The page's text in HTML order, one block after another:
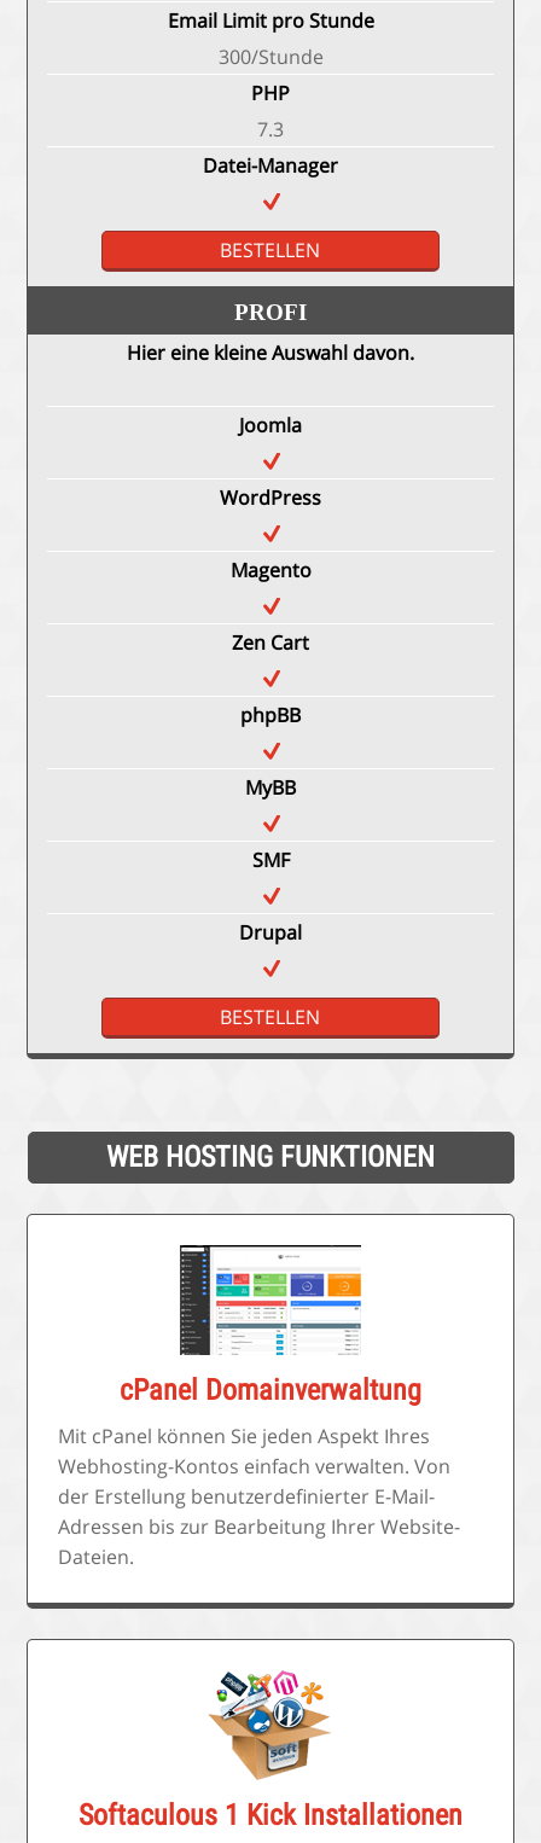
Email Limit pro Stunde
300/Stunde
PHP
7.3
Datei-Manager
BESTELLEN
PROFI
Hier eine kleine Auswahl davon.
Joomla
WordPress
Magento
Zen Cart
phpBB
MyBB
SMF
Drupal
BESTELLEN
WEB HOSTING FUNKTIONEN
cPanel Domainverwaltung
Mit cPanel können Sie jeden Aspekt Ihres
Webhosting-Kontos einfach verwalten. Von
der Erstellung benutzerdefinierter E-Mail-
Adressen bis zur Bearbeitung Ihrer Website-
Dateien.
Softaculous 1 Kick Installationen